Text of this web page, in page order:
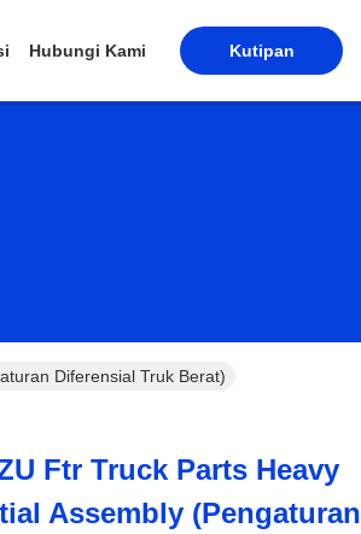
Hubungi Kami Kutipan
Diferensial Truk Berat)
Ftr Truck Parts Heavy
Assembly (Pengaturan